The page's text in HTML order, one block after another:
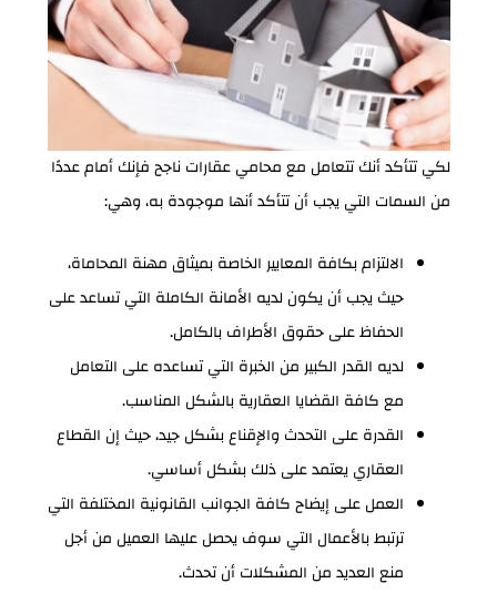
لكي تتأكد أنك تتعامل مع محامي عقارات ناجح فإنك أمام عددًا
من السمات التي يجب أن تتأكد أنها موجودة به، وهي:
الالتزام بكافة المعايير الخاصة بميثاق مهنة المحاماة،
حيث يجب أن يكون لديه الأمانة الكاملة التي تساعد على
الحفاظ على حقوق الأطراف بالكامل.
لديه القدر الكبير من الخبرة التي تساعده على التعامل
مع كافة القضايا العقارية بالشكل المناسب.
القدرة على التحدث والإقناع بشكل جيد، حيث إن القطاع
العقاري يعتمد على ذلك بشكل أساسي.
العمل على إيضاح كافة الجوانب القانونية المختلفة التي
ترتبط بالأعمال التي سوف يحصل عليها العميل من أجل
منع العديد من المشكلات أن تحدث.